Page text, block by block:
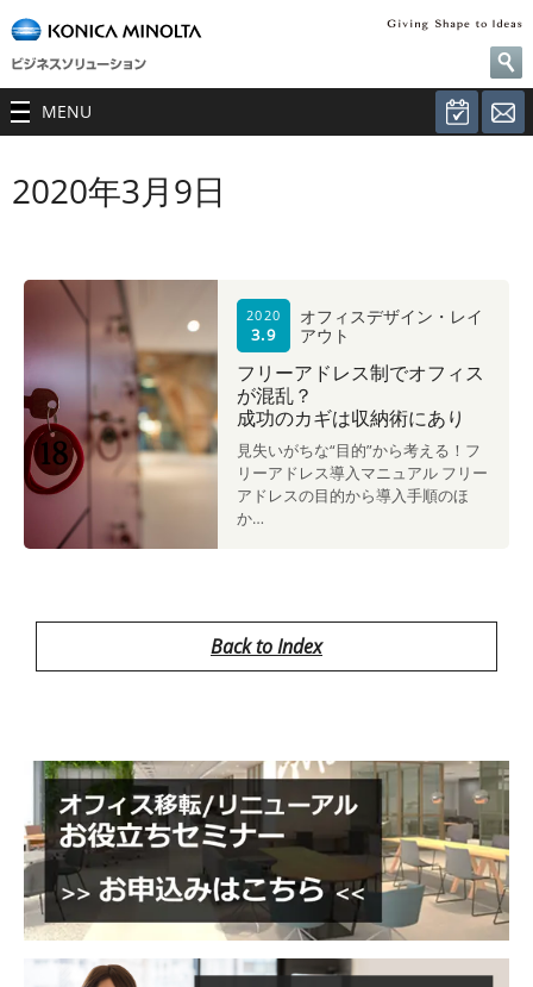
MENU
2020年3月9日
2020
3.9
オフィスデザイン・レイ
アウト
フリーアドレス制でオフィス
が混乱？
成功のカギは収納術にあり
見失いがちな“目的”から考える！フ
リーアドレス導入マニュアル フリー
アドレスの目的から導入手順のほ
か…
Back to Index